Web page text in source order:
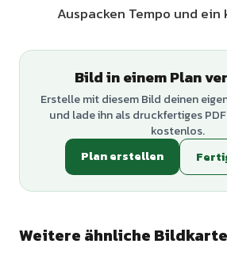
Auspacken Tempo und ein
Bild in einem Plan
Erstelle mit diesem Bild deinen
und lade ihn als druckfertiges
kostenlos.
Plan erstellen
Weitere ähnliche